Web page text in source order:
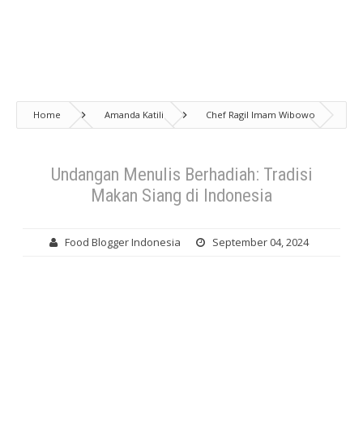
Home Amanda Katili
Chef Ragil Imam Wibowo
Events
Featured
food blogger Indonesia
Foundation
penulis buku
undangan menulis buku
Undangan Menulis Berhadiah: Tradisi Makan Siang di Indonesia
Undangan Menulis Berhadiah: Tradisi
Makan Siang di Indonesia
Food Blogger Indonesia September 04, 2024